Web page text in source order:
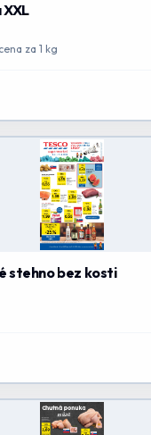
cena za 1 kg
stehno bez kosti